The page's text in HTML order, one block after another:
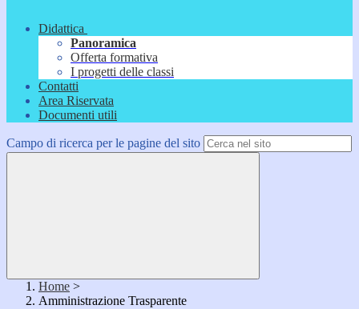
Didattica
Panoramica
Offerta formativa
I progetti delle classi
Contatti
Area Riservata
Documenti utili
Campo di ricerca per le pagine del sito
Home >
Amministrazione Trasparente